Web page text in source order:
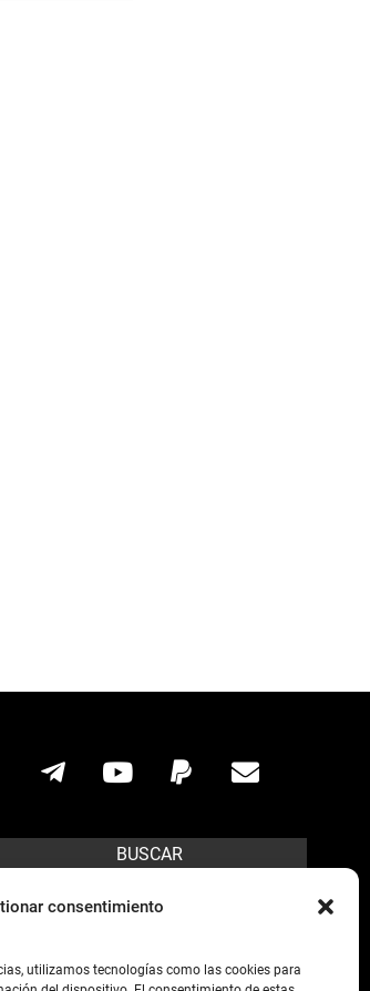
consentimiento
utilizamos tecnologías como las cookies para
BUSCAR
Search